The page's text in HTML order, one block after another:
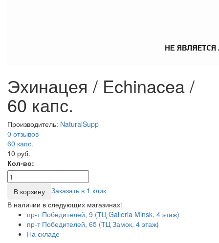
Эхинацея / Echinacea /
60 капс.
Производитель: NaturalSupp
0 отзывов
60 капс.
10 руб.
Кол-во:
В корзину
Заказать в 1 клик
В наличии в следующих магазинах:
пр-т Победителей, 9 (ТЦ Galleria Minsk, 4 этаж)
пр-т Победителей, 65 (ТЦ Замок, 4 этаж)
На складе